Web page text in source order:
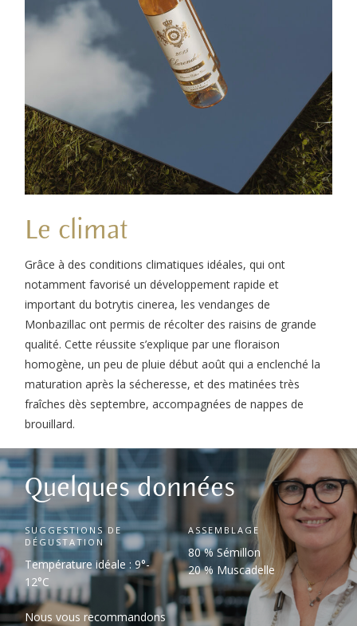
Le climat
Grâce à des conditions climatiques idéales, qui ont
notamment favorisé un développement rapide et
important du botrytis cinerea, les vendanges de
Monbazillac ont permis de récolter des raisins de grande
qualité. Cette réussite s’explique par une floraison
homogène, un peu de pluie début août qui a enclenché la
maturation après la sécheresse, et des matinées très
fraîches dès septembre, accompagnées de nappes de
brouillard.
Quelques données
SUGGESTIONS DE
DÉGUSTATION
Température idéale : 9°-
12°C
Nous vous recommandons
ASSEMBLAGE
80 % Sémillon
20 % Muscadelle